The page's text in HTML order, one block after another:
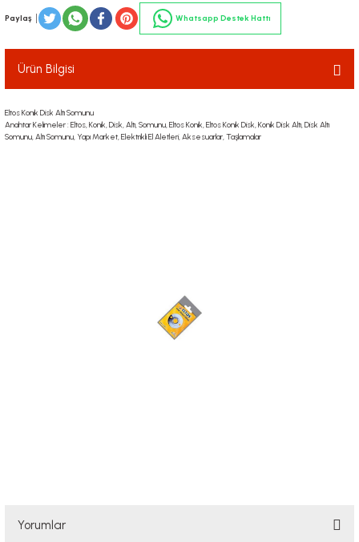
Paylaş Whatsapp Destek Hattı
Ürün Bilgisi
Eltos Konik Disk Altı Somunu
Anahtar Kelimeler : Eltos, Konik, Disk, Altı, Somunu, Eltos Konik, Eltos Konik Disk, Konik Disk Altı, Disk Altı
Somunu, Altı Somunu, Yapı Market, Elektrikli El Aletleri, Aksesuarlar, Taşlamalar
Yorumlar